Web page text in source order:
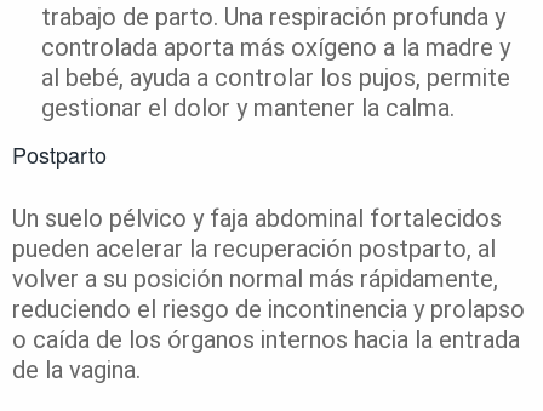
trabajo de parto. Una respiración profunda y
controlada aporta más oxígeno a la madre y
al bebé, ayuda a controlar los pujos, permite
gestionar el dolor y mantener la calma.
Postparto
Un suelo pélvico y faja abdominal fortalecidos
pueden acelerar la recuperación postparto, al
volver a su posición normal más rápidamente,
reduciendo el riesgo de incontinencia y prolapso
o caída de los órganos internos hacia la entrada
de la vagina.